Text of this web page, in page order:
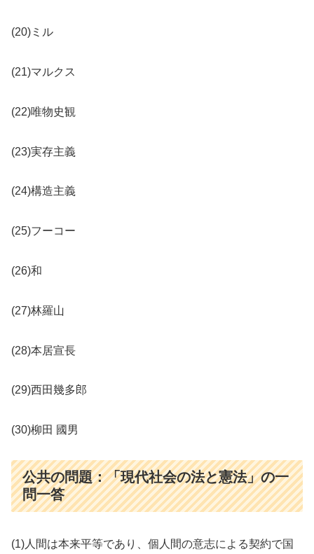
(20)ミル
(21)マルクス
(22)唯物史観
(23)実存主義
(24)構造主義
(25)フーコー
(26)和
(27)林羅山
(28)本居宣長
(29)西田幾多郎
(30)柳田 國男
公共の問題：「現代社会の法と憲法」の一
問一答
(1)人間は本来平等であり、個人間の意志による契約で国